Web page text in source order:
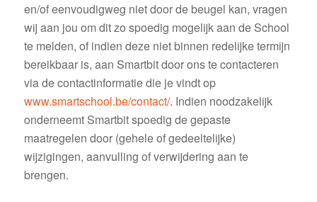
en/of eenvoudigweg niet door de beugel kan, vragen
wij aan jou om dit zo spoedig mogelijk aan de School
te melden, of indien deze niet binnen redelijke termijn
bereikbaar is, aan Smartbit door ons te contacteren
via de contactinformatie die je vindt op
www.smartschool.be/contact/. Indien noodzakelijk
onderneemt Smartbit spoedig de gepaste
maatregelen door (gehele of gedeeltelijke)
wijzigingen, aanvulling of verwijdering aan te
brengen.